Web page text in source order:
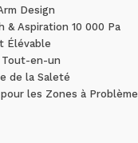
Design
& Aspiration 10 000 Pa
Élévable
en-un
de la Saleté
les Zones à Problème